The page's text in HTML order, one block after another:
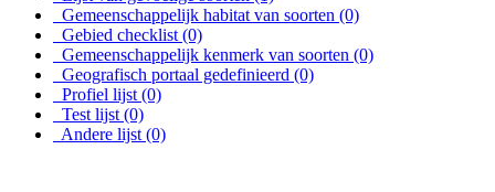
Gemeenschappelijk habitat van soorten (0)
Gebied checklist (0)
Gemeenschappelijk kenmerk van soorten (0)
Geografisch portaal gedefinieerd (0)
Profiel lijst (0)
Test lijst (0)
Andere lijst (0)